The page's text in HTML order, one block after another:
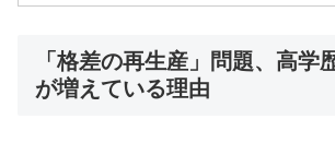
「格差の再生産」問題、高学
が増えている理由